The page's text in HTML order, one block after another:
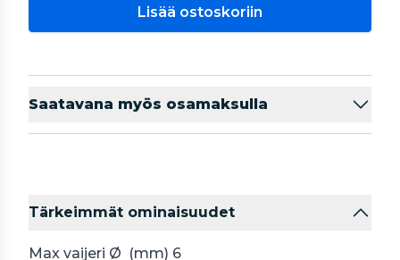
Lisää ostoskoriin
Saatavana myös osamaksulla
Tärkeimmät ominaisuudet
Max vaijeri Ø (mm) 6